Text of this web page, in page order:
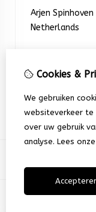
Arjen
Netherlands
Neem
+31 6 248 201
© Copyright 2026 |
Cookies &
We gebruiken
websiteverkeer te
over uw gebruik
analyse. Lees